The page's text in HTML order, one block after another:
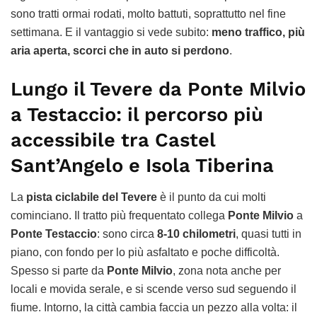
sono tratti ormai rodati, molto battuti, soprattutto nel fine
settimana. E il vantaggio si vede subito: meno traffico, più
aria aperta, scorci che in auto si perdono.
Lungo il Tevere da Ponte Milvio
a Testaccio: il percorso più
accessibile tra Castel
Sant’Angelo e Isola Tiberina
La pista ciclabile del Tevere è il punto da cui molti
cominciano. Il tratto più frequentato collega Ponte Milvio a
Ponte Testaccio: sono circa 8-10 chilometri, quasi tutti in
piano, con fondo per lo più asfaltato e poche difficoltà.
Spesso si parte da Ponte Milvio, zona nota anche per
locali e movida serale, e si scende verso sud seguendo il
fiume. Intorno, la città cambia faccia un pezzo alla volta: il